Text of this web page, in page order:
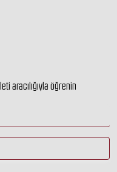
aracılığıyla öğrenin